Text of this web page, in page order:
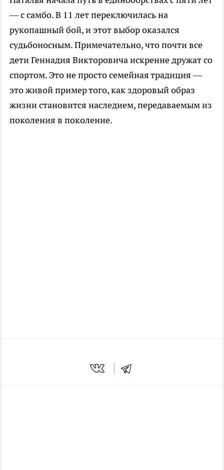
— с самбо. В 11 лет переключилась на
рукопашный бой, и этот выбор оказался
судьбоносным. Примечательно, что почти все
дети Геннадия Викторовича искренне дружат со
спортом. Это не просто семейная традиция —
это живой пример того, как здоровый образ
жизни становится наследием, передаваемым из
поколения в поколение.